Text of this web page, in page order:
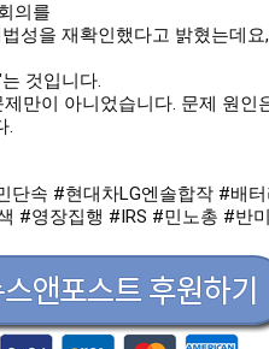
의를
성을 재확인했다고 밝혔는데
것입니다.
만이 아니었습니다. 문제 원인
.
단속 #현대차LG엔솔합작 #배
#영장집행 #IRS #민노총 #반